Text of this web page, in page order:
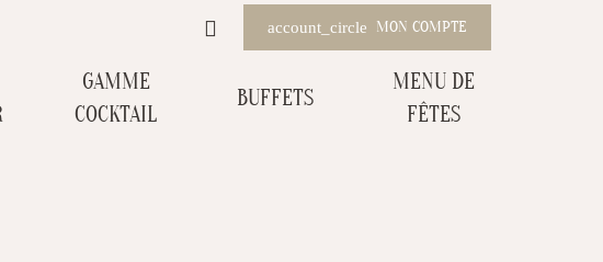
account_circle MON COMPTE
GAMME
COCKTAIL
BUFFETS
MENU DE
FÊTES